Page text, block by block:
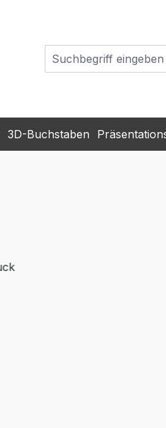
3D-Buchstaben